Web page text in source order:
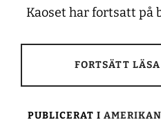
Kaoset har fortsatt på
FORTSÄTT LÄSA
PUBLICERAT I